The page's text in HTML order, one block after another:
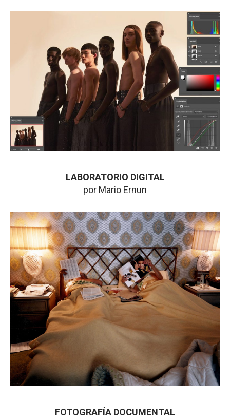
LABORATORIO DIGITAL
por Mario Ernun
FOTOGRAFÍA DOCUMENTAL